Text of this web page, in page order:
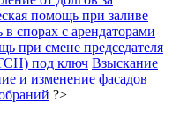
помощь при заливе
спорах с арендаторами
при смене председателя
под ключ Взыскание
и изменение фасадов
?>